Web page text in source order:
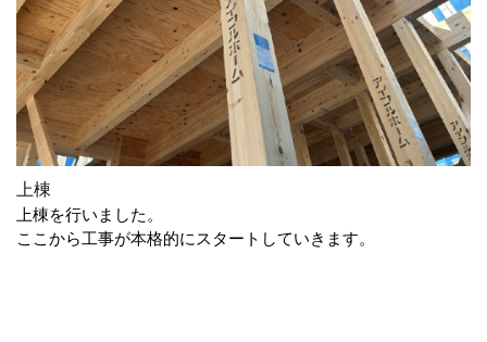
上棟
上棟を行いました。
ここから工事が本格的にスタートしていきます。